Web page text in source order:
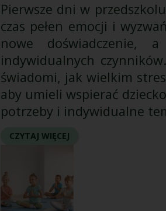
Pierwsze dni w
czas pełen emocji i
nowe doświadczenie,
indywidualnych
świadomi, jak wielkim
aby umieli wspierać
potrzeby i indywidualne
CZYTAJ WIĘCEJ